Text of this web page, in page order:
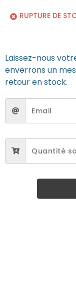
RUPTURE DE
Laissez-nous
enverrons un
retour en stock.